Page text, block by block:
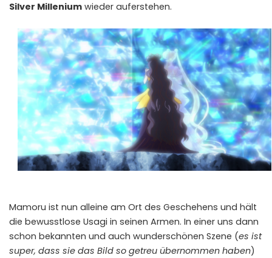
Silver Millenium wieder auferstehen.
Mamoru ist nun alleine am Ort des Geschehens und hält
die bewusstlose Usagi in seinen Armen. In einer uns dann
schon bekannten und auch wunderschönen Szene (es ist
super, dass sie das Bild so getreu übernommen haben)